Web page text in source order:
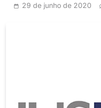
29 de junho de 2020